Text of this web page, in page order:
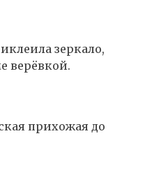
зеркало,
верёвкой.
прихожая до